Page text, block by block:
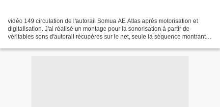
vidéo 149 circulation de l'autorail Somua AE Atlas après motorisation et
digitalisation. J'ai réalisé un montage pour la sonorisation à partir de
véritables sons d'autorail récupérés sur le net, seule la séquence montrant le